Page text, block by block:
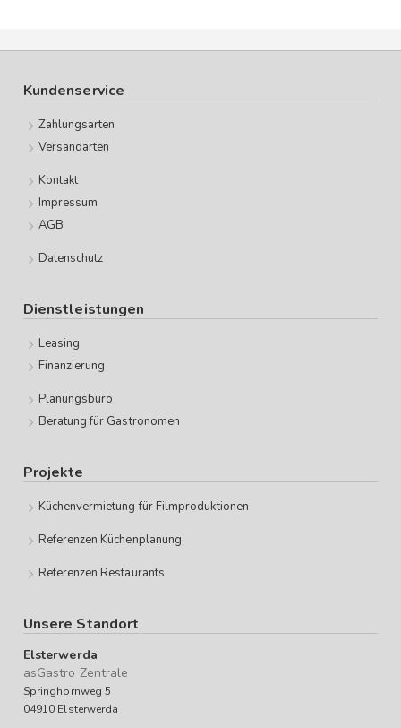
Kundenservice
Zahlungsarten
Versandarten
Kontakt
Impressum
AGB
Datenschutz
Dienstleistungen
Leasing
Finanzierung
Planungsbüro
Beratung für Gastronomen
Projekte
Küchenvermietung für Filmproduktionen
Referenzen Küchenplanung
Referenzen Restaurants
Unsere Standort
Elsterwerda
asGastro Zentrale
Springhornweg 5
04910 Elsterwerda